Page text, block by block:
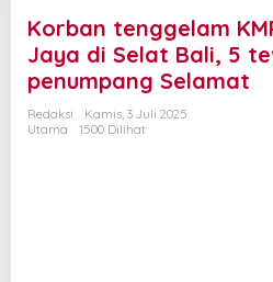
Korban tenggelam
Jaya di Selat Bali, 5
penumpang Selamat
Redaksi
Kamis, 3 Juli 2025
Utama
1500 Dilihat